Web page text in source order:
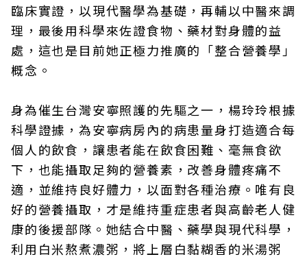
臨床實證，以現代醫學為基礎，再輔以中醫來調
理，最後用科學來佐證食物、藥材對身體的益
處，這也是目前她正極力推廣的「整合營養學」
概念。
身為催生台灣安寧照護的先驅之一，楊玲玲根據
科學證據，為安寧病房內的病患量身打造適合每
個人的飲食，讓患者能在飲食困難、毫無食欲
下，也能攝取足夠的營養素，改善身體疼痛不
適，並維持良好體力，以面對各種治療。唯有良
好的營養攝取，才是維持重症患者與高齡老人健
康的後援部隊。她結合中醫、藥學與現代科學，
利用白米熬煮濃粥，將上層白黏糊香的米湯粥